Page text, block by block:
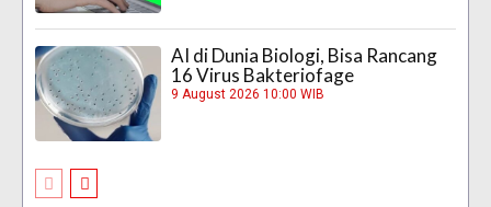
AI di Dunia Biologi, Bisa Rancang
16 Virus Bakteriofage
9 August 2026 10:00 WIB